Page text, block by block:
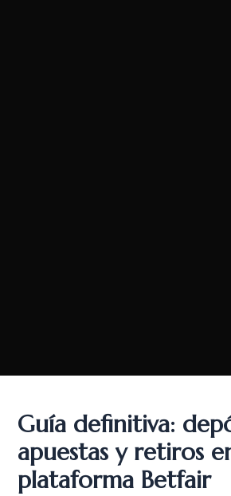
Guía definitiva:
apuestas y retiros
plataforma Betfair